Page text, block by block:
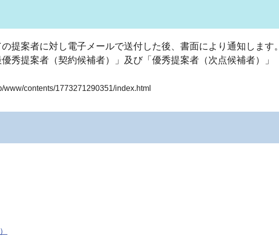
案者に対し電子メールで送付した後、書面により通知します。
提案者（契約候補者）」及び「優秀提案者（次点候補者）」
contents/1773271290351/index.html